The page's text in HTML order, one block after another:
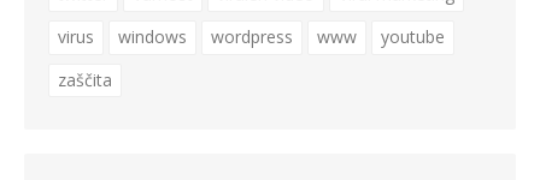
virus
windows wordpress www
youtube
zaščita